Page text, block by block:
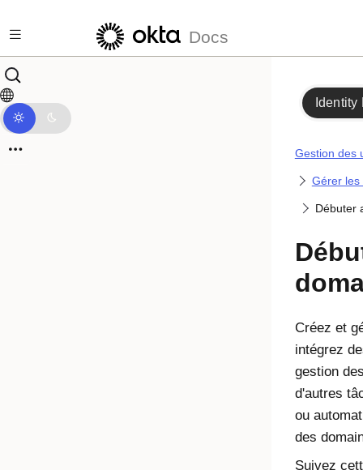
Docs
Identity
Gestion des
Gérer les
Débuter
Créez et
intégrez
gestion
d'autres
ou
des
Suivez